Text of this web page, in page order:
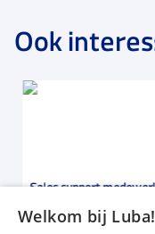
Ook
Sales support
32 tot 40 uur
Welkom bij Luba!